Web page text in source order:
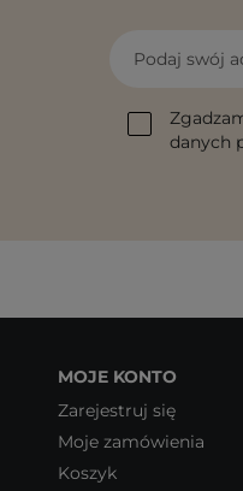
Podaj swój
danych
MOJE KONTO
Zarejestruj się
Moje zamówienia
Koszyk